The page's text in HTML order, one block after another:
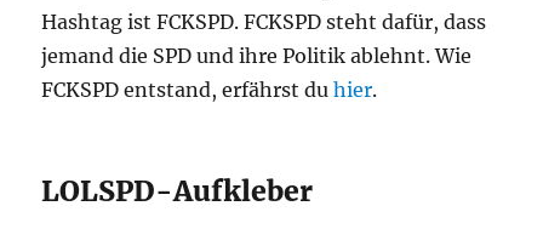
Hashtag ist FCKSPD. FCKSPD steht dafür, dass
jemand die SPD und ihre Politik ablehnt. Wie
FCKSPD entstand, erfährst duhier.
LOLSPD-Aufkleber